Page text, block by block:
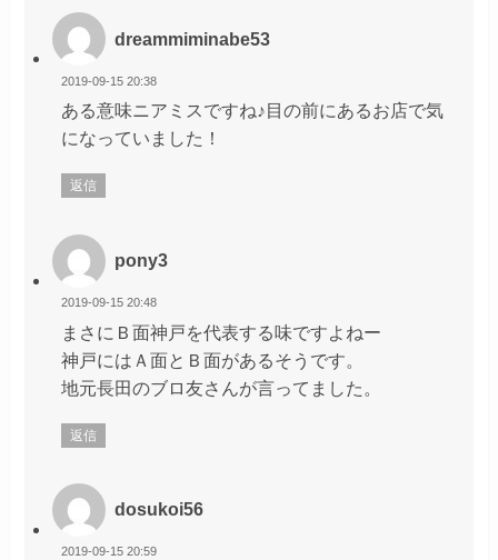
dreammiminabe53
2019-09-15 20:38
ある意味ニアミスですね♪目の前にあるお店で気
になっていました！
返信
pony3
2019-09-15 20:48
まさにＢ面神戸を代表する味ですよねー
神戸にはＡ面とＢ面があるそうです。
地元長田のブロ友さんが言ってました。
返信
dosukoi56
2019-09-15 20:59